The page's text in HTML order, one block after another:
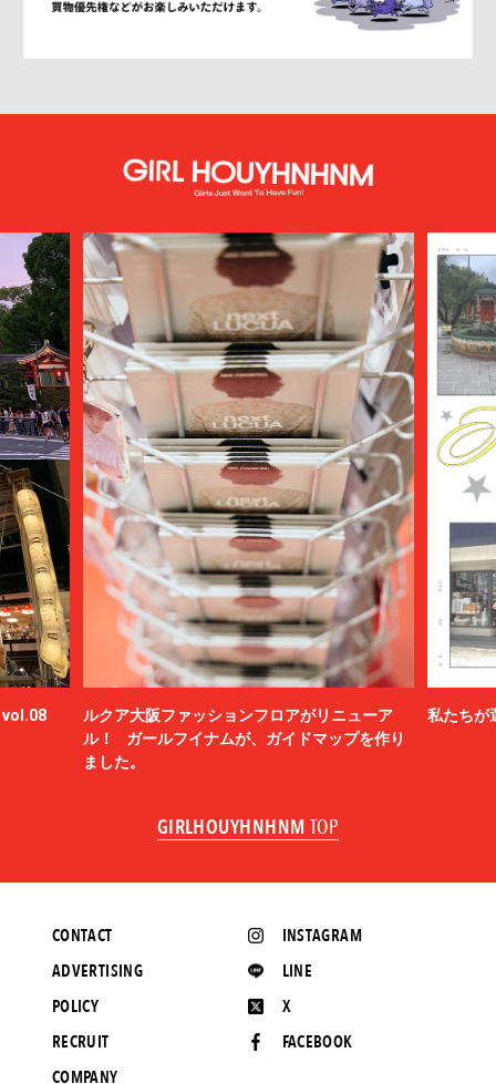
vol.08
ルクア大阪ファッションフロアがリニューア
ル！ ガールフイナムが、ガイドマップを作り
ました。
私たちが
GIRLHOUYHNHNM TOP
INSTAGRAM
LINE
X
FACEBOOK
CONTACT
ADVERTISING
POLICY
RECRUIT
COMPANY